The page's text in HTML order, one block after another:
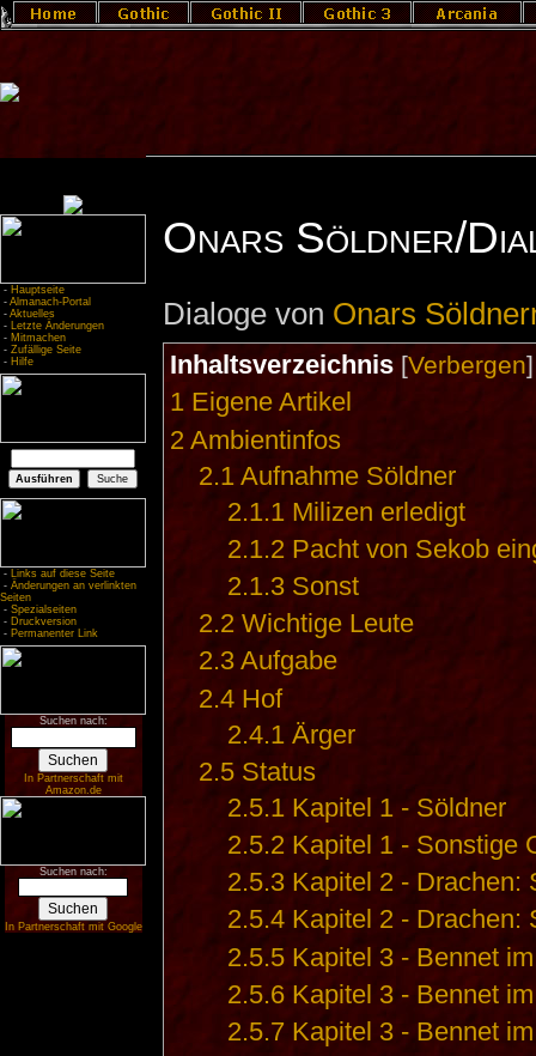
- Hauptseite
- Almanach-Portal
- Aktuelles
- Letzte Änderungen
- Mitmachen
- Zufällige Seite
- Hilfe
- Links auf diese Seite
- Änderungen an verlinkten
Seiten
- Spezialseiten
- Druckversion
- Permanenter Link
Suchen nach:
In Partnerschaft mit
Amazon.de
Suchen nach:
In Partnerschaft mit Google
Onars Söldner/
Dialoge von Onars
Inhaltsverzeichnis[Verbergen
1 Eigene Artikel
2 Ambientinfos
2.1 Aufnahme Söldner
2.1.1 Milizen erledigt
2.1.2 Pacht von Sekob
2.1.3 Sonst
2.2 Wichtige Leute
2.3 Aufgabe
2.4 Hof
2.4.1 Ärger
2.5 Status
2.5.1 Kapitel 1 - Söldner
2.5.2 Kapitel 1 - Sonstige
2.5.3 Kapitel 2 - Drachen:
2.5.4 Kapitel 2 - Drachen:
2.5.5 Kapitel 3 - Bennet
2.5.6 Kapitel 3 - Bennet
2.5.7 Kapitel 3 - Bennet